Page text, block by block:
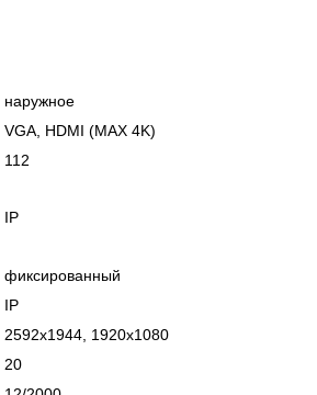
наружное
VGA, HDMI (MAX 4K)
112
IP
фиксированный
IP
2592x1944, 1920х1080
20